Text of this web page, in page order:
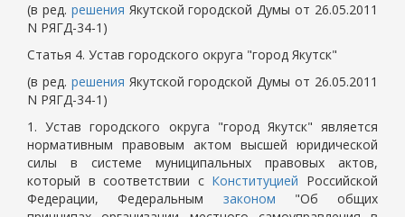
(в ред. решения Якутской городской Думы от 26.05.2011
N РЯГД-34-1)
Статья 4. Устав городского округа "город Якутск"
(в ред. решения Якутской городской Думы от 26.05.2011
N РЯГД-34-1)
1. Устав городского округа "город Якутск" является
нормативным правовым актом высшей юридической
силы в системе муниципальных правовых актов,
который в соответствии с Конституцией Российской
Федерации, Федеральным законом "Об общих